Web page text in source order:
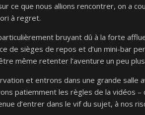
ce que nous allions rencontrer, on a
à regret.
bruyant dû à la forte
de sièges de repos et d’un mini-bar
même retenter l’aventure un peu
et entrons dans une grande salle
patiemment les règles de la vidéos
d’entrer dans le vif du sujet, à nos